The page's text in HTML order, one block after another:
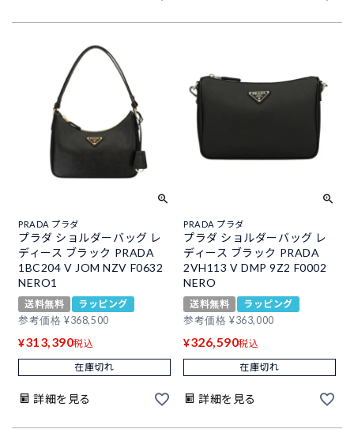
PRADA プラダ
プラダ ショルダーバッグ レ
ディース ブラック PRADA
1BC204 V JOM NZV F0632
NERO1
送料無料
ラッピング
参考価格 ¥368,500
¥313,390税込
在庫切れ
詳細を見る
PRADA プラダ
プラダ ショルダーバッグ レ
ディース ブラック PRADA
2VH113 V DMP 9Z2 F0002
NERO
送料無料
ラッピング
参考価格 ¥363,000
¥326,590税込
在庫切れ
詳細を見る